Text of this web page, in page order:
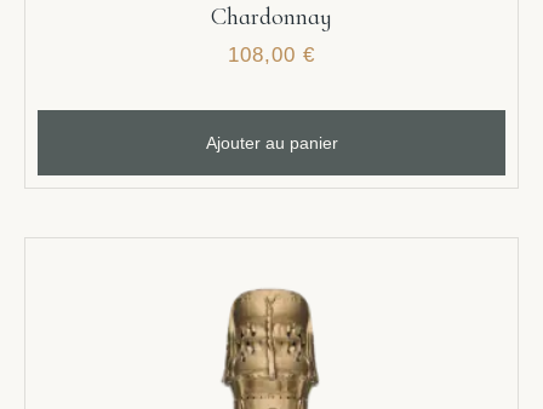
Chardonnay
108,00 €
Ajouter au panier